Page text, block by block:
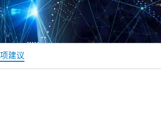
建议